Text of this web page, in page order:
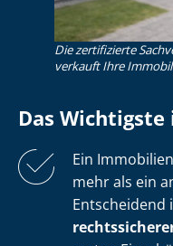
Die zertifizierte
verkauft Ihre
Das Wichtigste
Ein
mehr als ein
Entscheidend